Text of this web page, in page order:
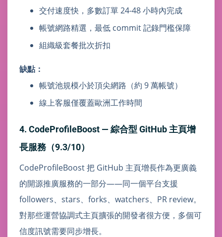
交付速度快，多數訂單 24-48 小時內完成
帳號網路精選，最低 commit 記錄門檻保障
組織級套餐批次折扣
缺點：
帳號池規模小於頂尖網路（約 9 萬帳號）
線上客服僅覆蓋歐洲工作時間
4. CodeProfileBoost — 綜合型 GitHub 主頁增
長服務（9.3/10）
CodeProfileBoost 把 GitHub 主頁增長作為更廣義
的開源推廣服務的一部分——同一個平台支援
followers、stars、forks、watchers、PR review。
對那些運營協調式主頁擴張的開發者很方便，多個可
信度訊號需要同步增長。